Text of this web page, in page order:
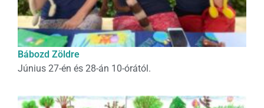
Bábozd Zöldre
Június 27-én és 28-án 10-órától.